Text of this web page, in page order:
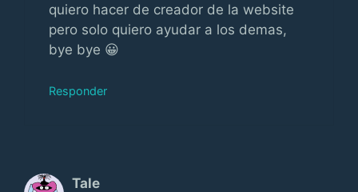
quiero hacer de creador de la website
pero solo quiero ayudar a los demas,
bye bye 😀
Responder
Tale